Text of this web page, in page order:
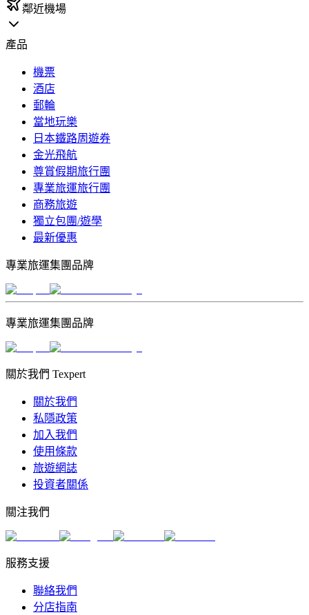
鄰近機場
產品
機票
酒店
郵輪
當地玩樂
日本鐵路周遊券
金光飛航
尊賞假期旅行團
專業旅運旅行團
商務旅遊
獨立包團/遊學
最新優惠
專業旅運集團品牌
專業旅運集團品牌
關於我們 Texpert
關於我們
私隱政策
加入我們
使用條款
旅遊網誌
投資者關係
關注我們
服務支援
聯絡我們
分店指南